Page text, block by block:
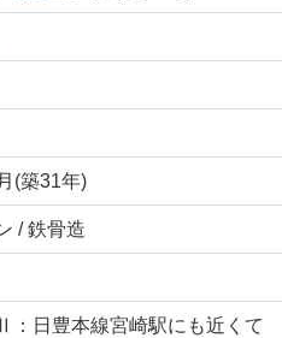
(築31年)
/ 鉄骨造
：日豊本線宮崎駅にも近くて